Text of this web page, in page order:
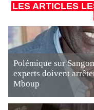
LES ARTICLES
Polémique sur
experts doivent
Mboup